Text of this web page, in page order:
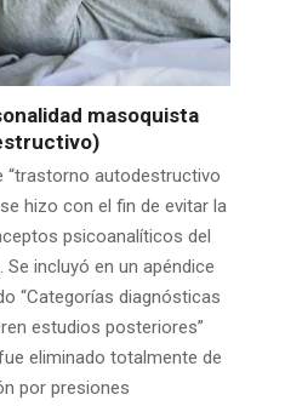
masoquista
“trastorno autodestructivo
hizo con el fin de evitar la
psicoanalíticos del
incluyó en un apéndice
“Categorías diagnósticas
estudios posteriores”
eliminado totalmente de
por presiones